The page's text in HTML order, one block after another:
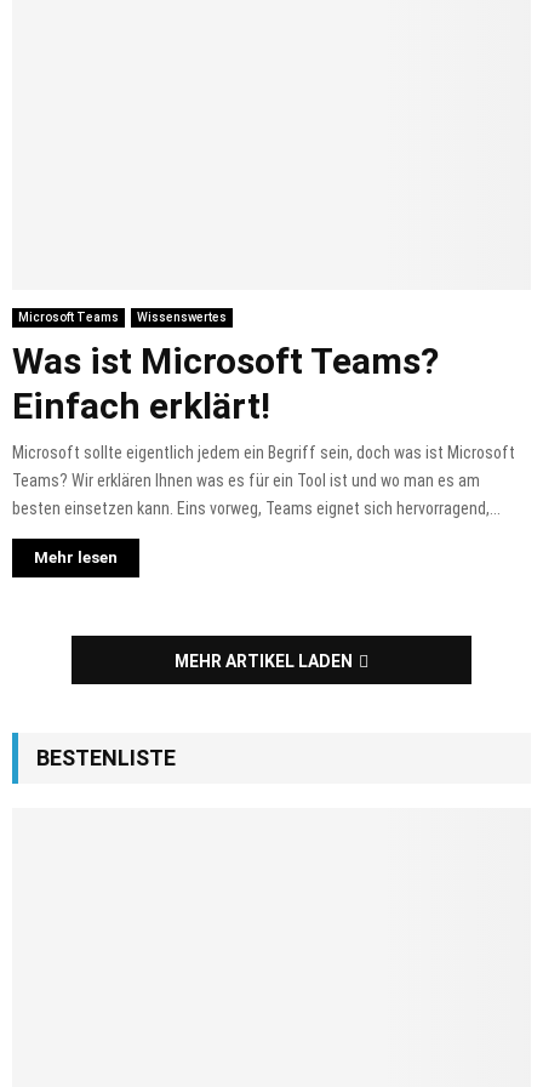
Microsoft Teams Wissenswertes
Was ist Microsoft Teams?
Einfach erklärt!
Microsoft sollte eigentlich jedem ein Begriff sein, doch was ist Microsoft
Teams? Wir erklären Ihnen was es für ein Tool ist und wo man es am
besten einsetzen kann. Eins vorweg, Teams eignet sich hervorragend,...
Mehr lesen
MEHR ARTIKEL LADEN
BESTENLISTE